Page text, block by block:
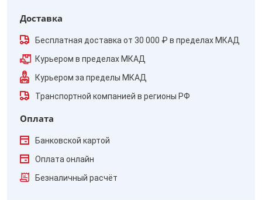
Доставка
Бесплатная доставка от 30 000 ₽ в пределах МКАД
Курьером в пределах МКАД
Курьером за пределы МКАД
Транспортной компанией в регионы РФ
Оплата
Банковской картой
Оплата онлайн
Безналичный расчёт